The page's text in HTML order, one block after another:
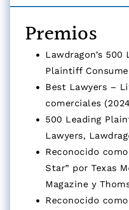
Premios
Lawdragon’s 500
Plaintiff
Best Lawyers –
comerciales
500 Leading
Lawyers,
Reconocido
Star” por Texas
Magazine y
Reconocido